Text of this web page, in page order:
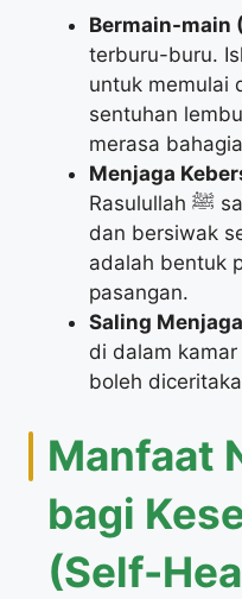
Bermain-main
terburu-buru.
untuk memulai
sentuhan
merasa
Menjaga
Rasulullah ﷺ sangat menyukai wewangian
dan bersiwak
adalah bentuk
pasangan.
Saling
di dalam
boleh
​Manfaat
bagi
(Self-